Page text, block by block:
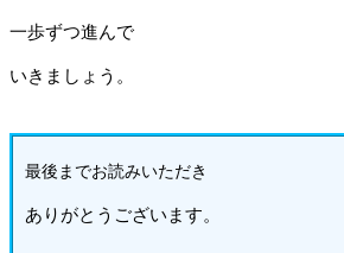
一歩ずつ進んで
いきましょう。
最後までお読みいただき
ありがとうございます。